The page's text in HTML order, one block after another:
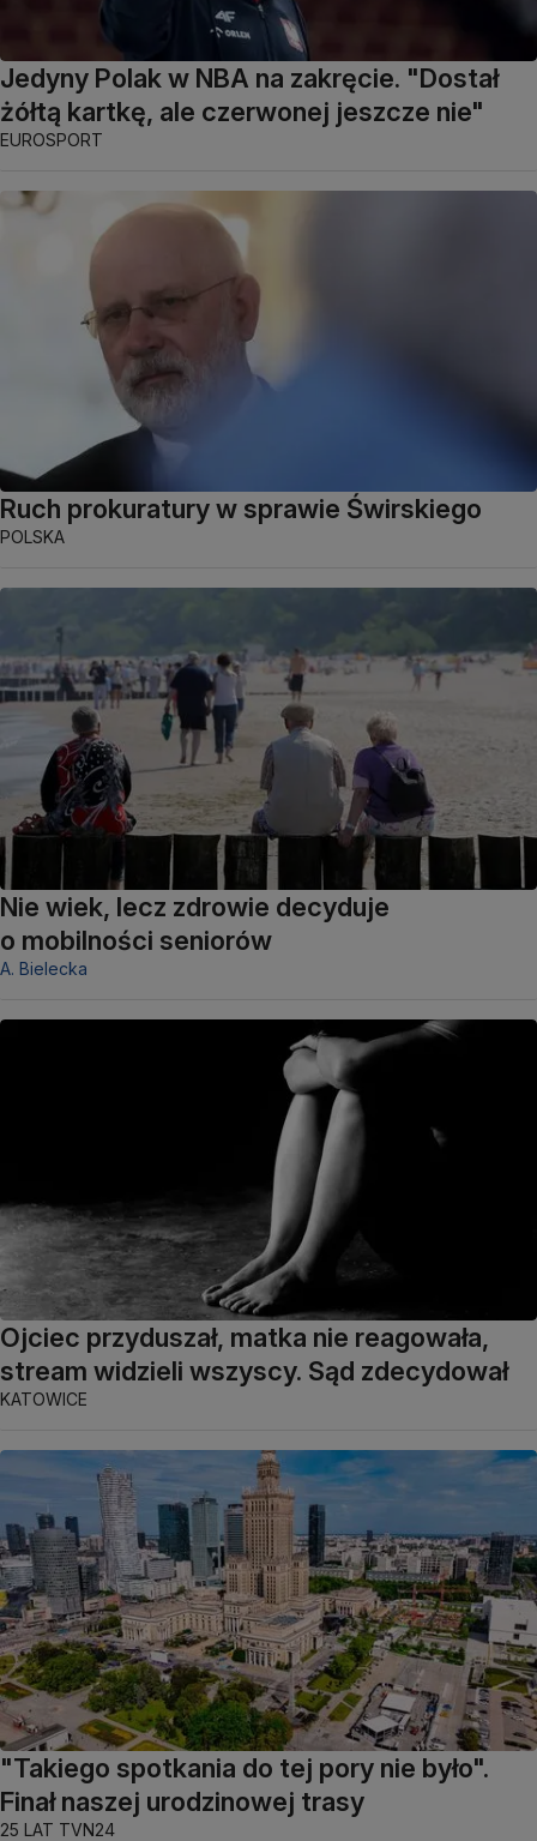
Jedyny Polak w NBA na zakręcie. "Dostał
żółtą kartkę, ale czerwonej jeszcze nie"
EUROSPORT
Ruch prokuratury w sprawie Świrskiego
POLSKA
Nie wiek, lecz zdrowie decyduje
o mobilności seniorów
A. Bielecka
Ojciec przyduszał, matka nie reagowała,
stream widzieli wszyscy. Sąd zdecydował
KATOWICE
"Takiego spotkania do tej pory nie było".
Finał naszej urodzinowej trasy
25 LAT TVN24